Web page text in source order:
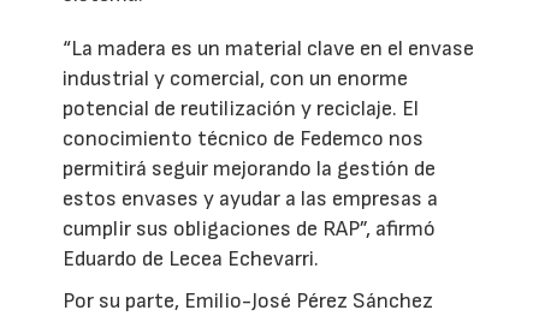
“La madera es un material clave en el envase
industrial y comercial, con un enorme
potencial de reutilización y reciclaje. El
conocimiento técnico de Fedemco nos
permitirá seguir mejorando la gestión de
estos envases y ayudar a las empresas a
cumplir sus obligaciones de RAP”, afirmó
Eduardo de Lecea Echevarri.
Por su parte, Emilio-José Pérez Sánchez